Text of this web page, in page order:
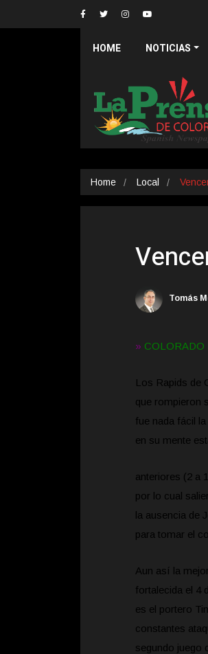
HOME NOTICIAS
Home Local
Tomás
» COLORADO
Los Rapids de
que rompieron
fue nada fácil
en su mente
anteriores (2 a
por lo cual
la ausencia de
para tomar el
Aun así la
fortalecida el 4
es el portero
constantes
segundo juego